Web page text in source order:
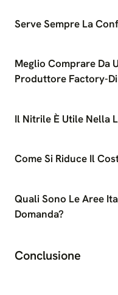
Serve Sempre La
Meglio Comprare Da
Produttore Factory-
Il Nitrile È Utile Nella
Come Si Riduce Il
Quali Sono Le Aree
Domanda?
Conclusione